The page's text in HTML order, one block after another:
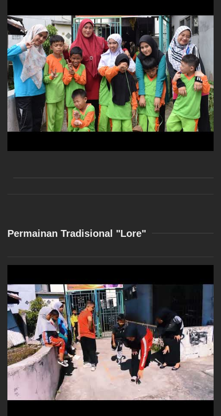
Permainan Tradisional "Lore"